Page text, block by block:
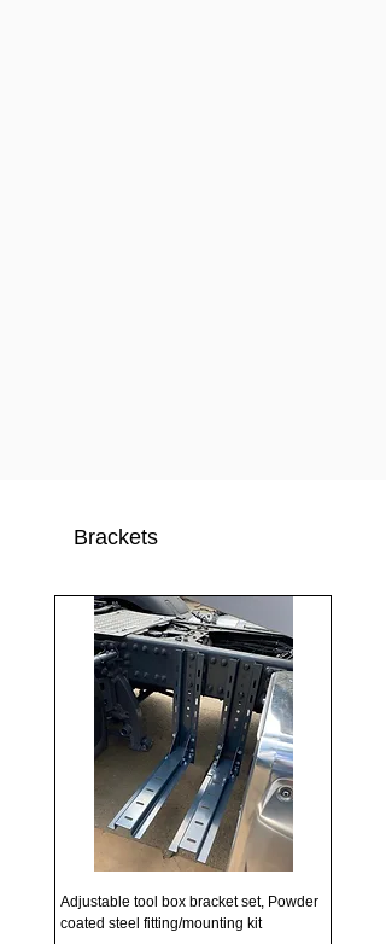
Brackets
Adjustable tool box bracket set, Powder
coated steel fitting/mounting kit